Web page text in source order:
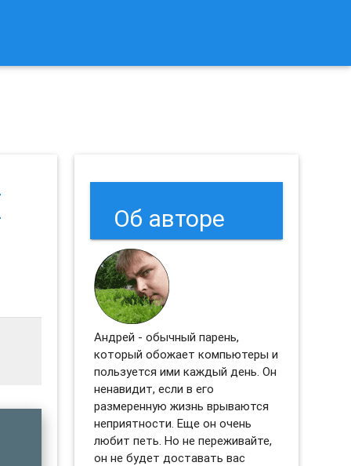
Об авторе
Андрей - обычный парень,
который обожает компьютеры и
пользуется ими каждый день. Он
ненавидит, если в его
размеренную жизнь врываются
неприятности. Еще он очень
любит петь. Но не переживайте,
он не будет доставать вас